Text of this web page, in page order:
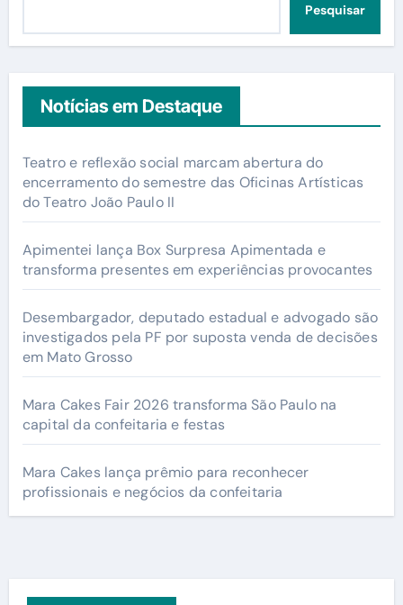
Pesquisar
Notícias em Destaque
Teatro e reflexão social marcam abertura do
encerramento do semestre das Oficinas Artísticas
do Teatro João Paulo II
Apimentei lança Box Surpresa Apimentada e
transforma presentes em experiências provocantes
Desembargador, deputado estadual e advogado são
investigados pela PF por suposta venda de decisões
em Mato Grosso
Mara Cakes Fair 2026 transforma São Paulo na
capital da confeitaria e festas
Mara Cakes lança prêmio para reconhecer
profissionais e negócios da confeitaria